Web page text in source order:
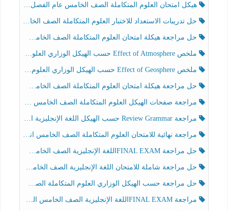
هيكل امتحان العلوم المتكاملة الصف الخامس عام الفصل الدراسي الثالث 2025-2026
حل تدريبات الاستعداد للاختبار العلوم المتكاملة الصف الخامس عام الفصل الثالث
حل مراجعة هيكلة امتحان العلوم المتكاملة الصف الخامس انسبير الفصل الثالث
ملخص Effect of Atmosphere حسب الهيكل الوزاري العلوم المتكاملة الصف الخامس انسبير الفصل الثالث
ملخص Effect of Geosphere حسب الهيكل الوزاري العلوم المتكاملة الصف الخامس انسبير الفصل الثالث
حل مراجعة هيكلة امتحان العلوم المتكاملة الصف الخامس عام الفصل الثالث
مراجعة صفحات الهيكل العلوم المتكاملة الصف الخامس انسبير الفصل الثالث
مراجعة Review Grammar حسب الهيكل اللغة الإنجليزية الصف الخامس الفصل الثالث
مراجعة نهائية للامتحان العلوم المتكاملة الصف الخامس انسبير الفصل الثالث
حل مراجعة FINAL EXAMاللغة الإنجليزية الصف الخامس الفصل الثالث
حل مراجعة شاملة للامتحان اللغة الإنجليزية الصف الخامس الفصل الثالث
حل مراجعة حسب الهيكل الوزاري العلوم المتكاملة الصف الخامس عام الفصل الثالث
مراجعة FINAL EXAMاللغة الإنجليزية الصف الخامس الفصل الثالث